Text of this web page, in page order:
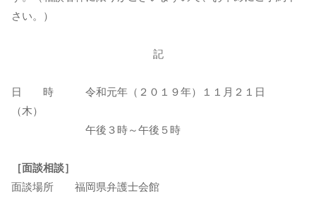
さい。）
記
日 時 令和元年（２０１９年）１１月２１日
（木）
午後３時～午後５時
［面談相談］
面談場所 福岡県弁護士会館